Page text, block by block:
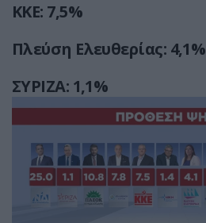
ΚΚΕ: 7,5%
Πλεύση Ελευθερίας: 4,1%
ΣΥΡΙΖΑ: 1,1%